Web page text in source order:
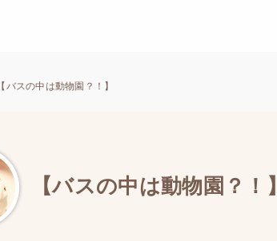
【バスの中は動物園？！】
【バスの中は動物園？！】